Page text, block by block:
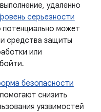
удаленно
серьезности
потенциально может
средства защиты
или
безопасности
снизить
уязвимостей